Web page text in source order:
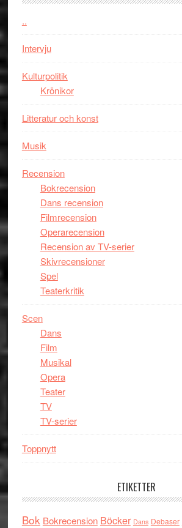
..
Intervju
Kulturpolitik
Krönikor
Litteratur och konst
Musik
Recension
Bokrecension
Dans recension
Filmrecension
Operarecension
Recension av TV-serier
Skivrecensioner
Spel
Teaterkritik
Scen
Dans
Film
Musikal
Opera
Teater
TV
TV-serier
Toppnytt
ETIKETTER
Bok Bokrecension Böcker Dans Debaser